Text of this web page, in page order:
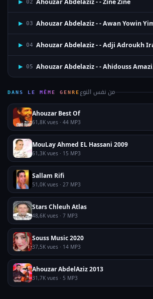
▶ 02
▶ 03 Ahouzar Abdelaziz - - Awan Yowin
▶ 04
▶ 05
DANS LE MÊME GENRE من نفس النوع
Ahouzar Best Of
61,8K vues · 44 MP3
MouLay Ahmed EL Hassani 2009
61,3K vues · 15 MP3
Sallam Rifi
51,0K vues · 27 MP3
Stars Chleuh Atlas
48,6K vues · 7 MP3
Souss Music 2020
37,5K vues · 14 MP3
Ahouzar AbdelAziz 2013
31,7K vues · 5 MP3